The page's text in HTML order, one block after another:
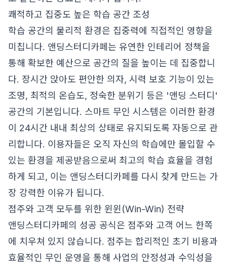
쾌적하고 집중도 높은 학습 공간 조성
학습 공간의 물리적 환경은 집중력에 직접적인 영향을
미칩니다. 앤딩스터디카페는 유연한 인테리어 정책을
통해 확보한 예산으로 공간의 질을 높이는 데 집중합니
다. 장시간 앉아도 편안한 의자, 시력 보호 기능이 있는
조명, 최적의 온습도, 정숙한 분위기 등은 '앤딩 스터디'
공간의 기본입니다. 스마트 무인 시스템은 이러한 환경
이 24시간 내내 최상의 상태로 유지되도록 자동으로 관
리합니다. 이용자들은 오직 자신의 학습에만 몰입할 수
있는 환경을 제공받음으로써 최고의 학습 효율을 경험
하게 되고, 이는 앤딩스터디카페를 다시 찾게 만드는 가
장 강력한 이유가 됩니다.
점주와 고객 모두를 위한 윈윈(Win-Win) 전략
앤딩스터디카페의 성공 공식은 점주와 고객 어느 한쪽
에 치우쳐 있지 않습니다. 점주는 합리적인 초기 비용과
효율적인 무인 운영을 통해 사업의 안정성과 수익성을